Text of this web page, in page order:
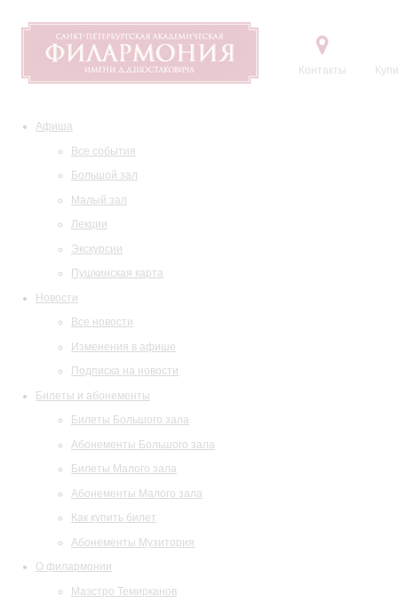
Контакты
Афиша
Все события
Большой зал
Малый зал
Лекции
Экскурсии
Пушкинская карта
Новости
Все новости
Изменения в афише
Подписка на новости
Билеты и абонементы
Билеты Большого зала
Абонементы Большого зала
Билеты Малого зала
Абонементы Малого зала
Как купить билет
Абонементы Музитория
О филармонии
Маэстро Темирканов